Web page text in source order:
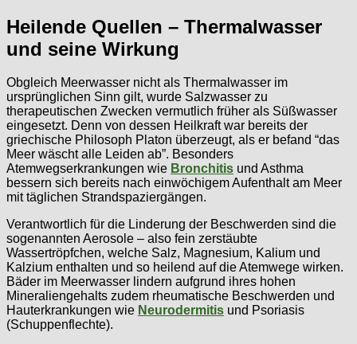
Heilende Quellen – Thermalwasser
und seine Wirkung
Obgleich Meerwasser nicht als Thermalwasser im
ursprünglichen Sinn gilt, wurde Salzwasser zu
therapeutischen Zwecken vermutlich früher als Süßwasser
eingesetzt. Denn von dessen Heilkraft war bereits der
griechische Philosoph Platon überzeugt, als er befand “das
Meer wäscht alle Leiden ab”. Besonders
Atemwegserkrankungen wie Bronchitis und Asthma
bessern sich bereits nach einwöchigem Aufenthalt am Meer
mit täglichen Strandspaziergängen.
Verantwortlich für die Linderung der Beschwerden sind die
sogenannten Aerosole – also fein zerstäubte
Wassertröpfchen, welche Salz, Magnesium, Kalium und
Kalzium enthalten und so heilend auf die Atemwege wirken.
Bäder im Meerwasser lindern aufgrund ihres hohen
Mineraliengehalts zudem rheumatische Beschwerden und
Hauterkrankungen wie Neurodermitis und Psoriasis
(Schuppenflechte).